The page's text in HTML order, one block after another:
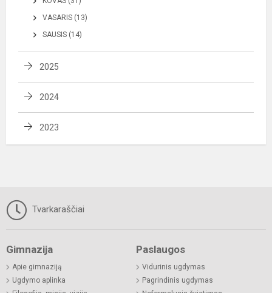
VASARIS (13)
SAUSIS (14)
2025
2024
2023
Tvarkaraščiai
Gimnazija
Apie gimnaziją
Ugdymo aplinka
Paslaugos
Vidurinis ugdymas
Pagrindinis ugdymas